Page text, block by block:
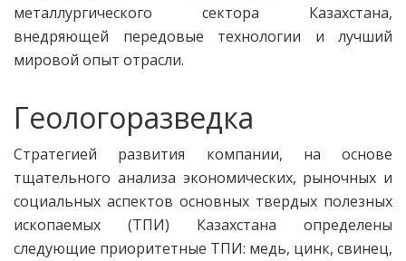
металлургического сектора Казахстана,
внедряющей передовые технологии и лучший
мировой опыт отрасли.
Геологоразведка
Стратегией развития компании, на основе
тщательного анализа экономических, рыночных и
социальных аспектов основных твердых полезных
ископаемых (ТПИ) Казахстана определены
следующие приоритетные ТПИ: медь, цинк, свинец,